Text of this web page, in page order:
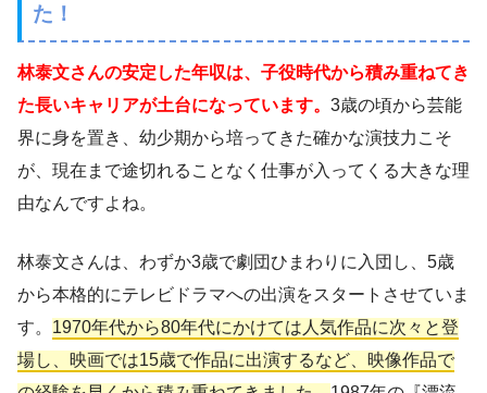
た！
林泰文さんの安定した年収は、子役時代から積み重ねてき
た長いキャリアが土台になっています。 3歳の頃から芸能
界に身を置き、幼少期から培ってきた確かな演技力こそ
が、現在まで途切れることなく仕事が入ってくる大きな理
由なんですよね。
林泰文さんは、わずか3歳で劇団ひまわりに入団し、5歳
から本格的にテレビドラマへの出演をスタートさせていま
す。 1970年代から80年代にかけては人気作品に次々と登
場し、映画では15歳で作品に出演するなど、映像作品で